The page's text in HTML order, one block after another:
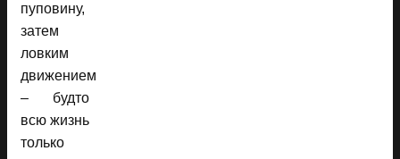
пуповину,
затем
ловким
движением
– будто
всю жизнь
только